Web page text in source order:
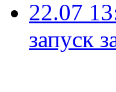
22.07
запуск